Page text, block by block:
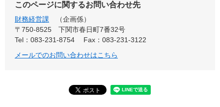
このページに関するお問い合わせ先
財務経営課
企画係
〒750-8525
下関市春日町7番32号
Tel：083-231-8754
Fax：083-231-3122
メールでのお問い合わせはこちら